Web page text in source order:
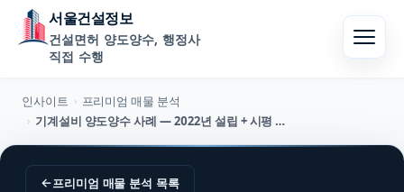
서울건설정보
건설면허 양도양수, 행정사
직접 수행
인사이트 › 프리미엄 매물 분석
› 기계설비 양도양수 사례 — 2022년 설립 + 시평 10억 + 5년 12.5억 (매물 2859)
←프리미엄 매물 분석 목록